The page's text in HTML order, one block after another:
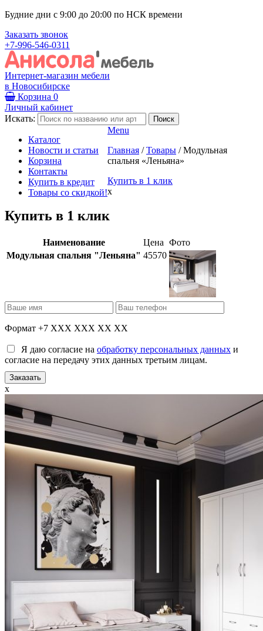
Будние дни с 9:00 до 20:00 по НСК времени
Заказать звонок
+7-996-546-0311
Интернет-магазин мебели
в Новосибирске
Корзина 0
Личный кабинет
Искать:
Каталог
Новости и статьи
Корзина
Контакты
Купить в кредит
Товары со скидкой!
Menu
Главная / Товары / Модульная
спальня «Леньяна»
Купить в 1 клик
x
Купить в 1 клик
Наименование Цена Фото
Модульная спальня "Леньяна" 45570
Формат +7 XXX XXX XX XX
Я даю согласие на обработку персональных данных и
согласие на передачу этих данных третьим лицам.
x